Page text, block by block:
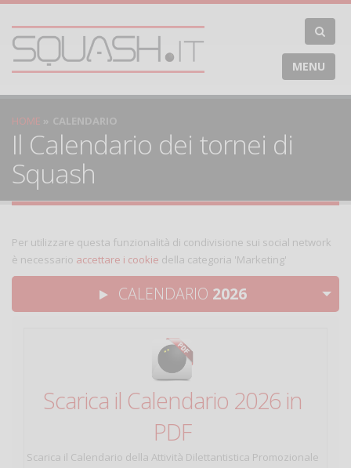
MENU
HOME CALENDARIO
Il Calendario dei tornei di
Squash
Per utilizzare questa funzionalità di condivisione sui social network
è necessario accettare i cookie della categoria 'Marketing'
CALENDARIO 2026
Scarica il Calendario 2026 in
PDF
Scarica il Calendario della Attività Dilettantistica Promozionale